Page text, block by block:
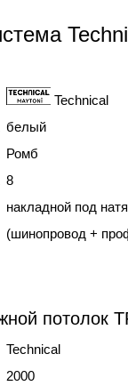
Technical
белый
Ромб
8
накладной под
(шинопровод +
потолок
Technical
2000